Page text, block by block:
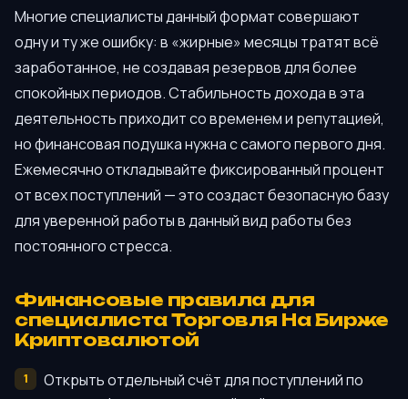
Многие специалисты данный формат совершают
одну и ту же ошибку: в «жирные» месяцы тратят всё
заработанное, не создавая резервов для более
спокойных периодов. Стабильность дохода в эта
деятельность приходит со временем и репутацией,
но финансовая подушка нужна с самого первого дня.
Ежемесячно откладывайте фиксированный процент
от всех поступлений — это создаст безопасную базу
для уверенной работы в данный вид работы без
постоянного стресса.
Финансовые правила для
специалиста Торговля На Бирже
Криптовалютой
Открыть отдельный счёт для поступлений по